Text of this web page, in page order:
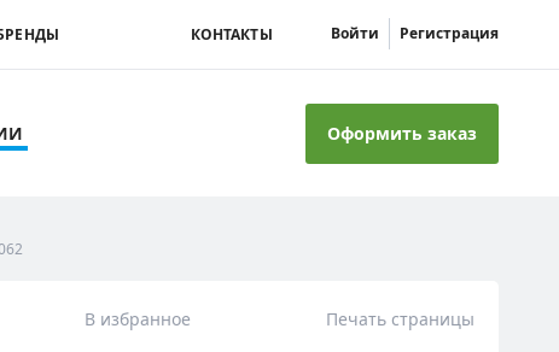
КОНТАКТЫ Войти Регистрация
Оформить заказ
В избранное Печать страницы